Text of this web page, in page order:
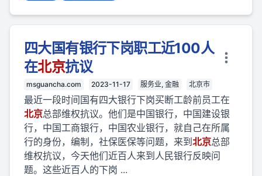
四大国有银行下岗职工近100人
在北京抗议
msguancha.com 2023-11-17 服务业, 金融 北京市
最近一段时间国有四大银行下岗买断工龄前员工在
北京总部维权抗议。他们是中国银行，中国建设银
行，中国工商银行，中国农业银行，就自己在所属
行的身份，编制，社保医保等问题，来到 北京总部
维权抗议，今天他们近百人来到人民银行反映问
题。这些近百人的下岗 ...